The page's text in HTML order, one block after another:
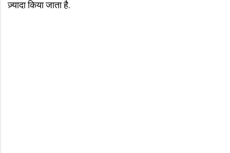
ज़्यादा किया जाता है.